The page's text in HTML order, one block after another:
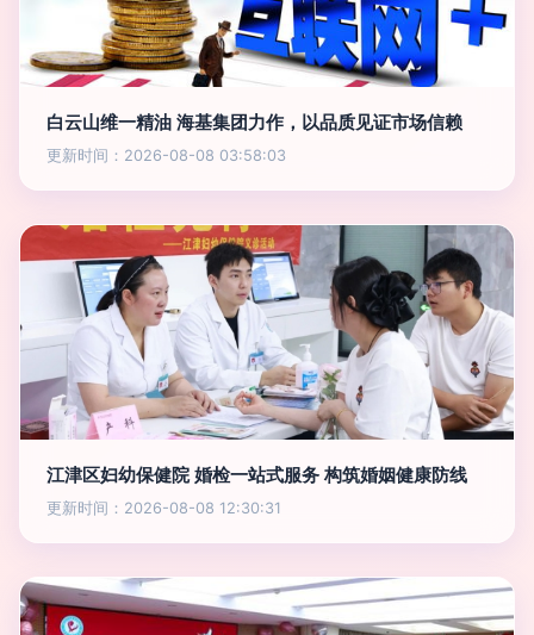
白云山维一精油 海基集团力作，以品质见证市场信赖
更新时间：2026-08-08 03:58:03
江津区妇幼保健院 婚检一站式服务 构筑婚姻健康防线
更新时间：2026-08-08 12:30:31